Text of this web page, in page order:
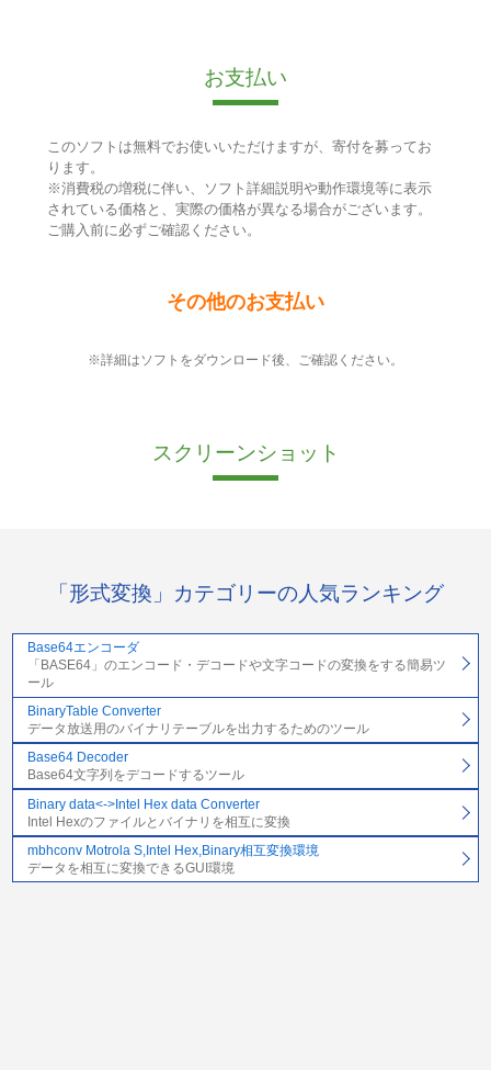
お支払い
このソフトは無料でお使いいただけますが、寄付を募ってお
ります。
※消費税の増税に伴い、ソフト詳細説明や動作環境等に表示
されている価格と、実際の価格が異なる場合がございます。
ご購入前に必ずご確認ください。
その他のお支払い
※詳細はソフトをダウンロード後、ご確認ください。
スクリーンショット
「形式変換」カテゴリーの人気ランキング
Base64エンコーダ
「BASE64」のエンコード・デコードや文字コードの変換をする簡易ツ
ール
BinaryTable Converter
データ放送用のバイナリテーブルを出力するためのツール
Base64 Decoder
Base64文字列をデコードするツール
Binary data<->Intel Hex data Converter
Intel Hexのファイルとバイナリを相互に変換
mbhconv Motrola S,Intel Hex,Binary相互変換環境
データを相互に変換できるGUI環境